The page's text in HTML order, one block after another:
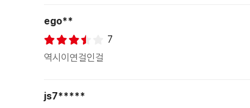
ego**
7
역시이연걸인걸
js7*****